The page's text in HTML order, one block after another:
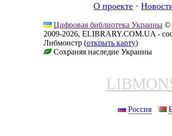
О проекте ·
Цифровая библиотека Украины ©
2009-2026, ELIBRARY.COM.UA -
Либмонстр (открыть карту)
Сохраняя наследие Украины
Россия